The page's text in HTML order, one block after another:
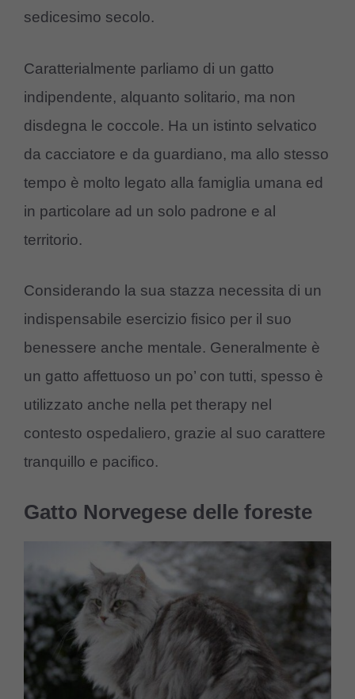
sedicesimo secolo.
Caratterialmente parliamo di un gatto
indipendente, alquanto solitario, ma non
disdegna le coccole. Ha un istinto selvatico
da cacciatore e da guardiano, ma allo stesso
tempo è molto legato alla famiglia umana ed
in particolare ad un solo padrone e al
territorio.
Considerando la sua stazza necessita di un
indispensabile esercizio fisico per il suo
benessere anche mentale. Generalmente è
un gatto affettuoso un po’ con tutti, spesso è
utilizzato anche nella pet therapy nel
contesto ospedaliero, grazie al suo carattere
tranquillo e pacifico.
Gatto Norvegese delle foreste